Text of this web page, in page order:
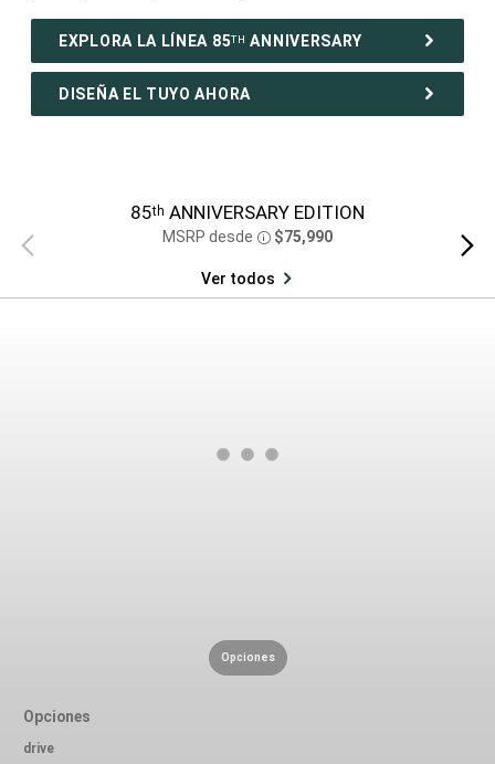
EXPLORA LA LÍNEA 85TH ANNIVERSARY
DISEÑA EL TUYO AHORA
Vista
anterior
85th ANNIVERSARY EDITION
MSRP desde Disclosure
$75,990
Ver todos
Vista
Opciones
Opciones
drive